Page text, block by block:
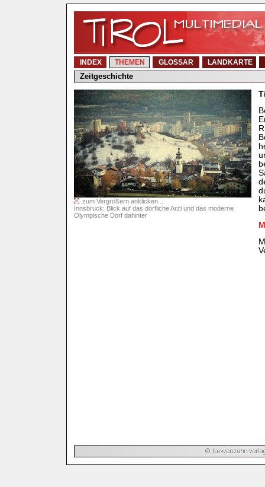
INDEX THEMEN GLOSSAR LANDKARTE
Zeitgeschichte
zum Vergrößern anklicken ..
Innsbruck: Blick auf das dörfliche Arzl und das moderne
Olympische Dorf dahinter